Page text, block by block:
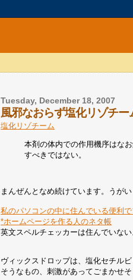
Tuesday, December 18, 2007
風邪なおらず塩化リゾチ
塩化リゾチーム
本剤の体内での作用機序はな
すべきではない。
まんぜんとなめ続けています。うが
私のパソコンの中に住んでいる便利
*ホームページを作る人のネタ帳
英文スペルチェッカーは住んでいな
ヴィックスドロップは、塩化セチル
そうなもの、刺激があってごまかせそ